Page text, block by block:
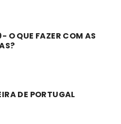
O QUE FAZER COM AS
DE PORTUGAL